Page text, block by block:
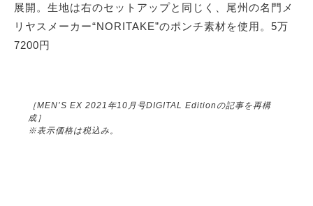
展開。生地は右のセットアップと同じく、尾州の名門メ
リヤスメーカー“NORITAKE”のポンチ素材を使用。5万
7200円
［MEN’S EX 2021年10月号DIGITAL Editionの記事を再構
成］
※表示価格は税込み。